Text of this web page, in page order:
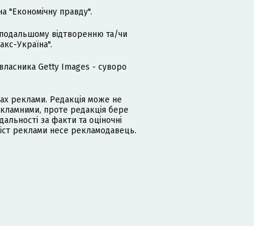
"Економічну правду".
відтворенню та/чи
Україна".
Getty Images - суворо
реклами. Редакція може не
проте редакція бере
за факти та оціночні
реклами несе рекламодавець.